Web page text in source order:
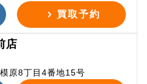
買取予約
店
原8丁目4番地15号